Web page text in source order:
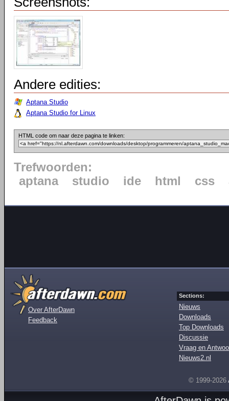
Andere edities:
Aptana Studio
Aptana Studio for Linux
HTML code om naar deze pagina te linken:
Trefwoorden:
aptana
studio ide html css
Over AfterDawn
Feedback
Sections:
Nieuws
Downloads
Top Downloads
Discussie
Vraag en
Nieuws2.nl
© 1999-2026